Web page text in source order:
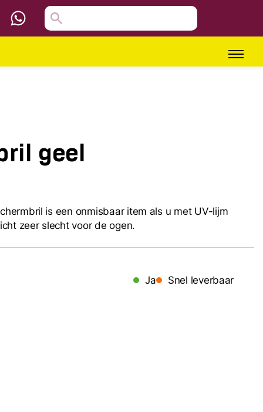
geel
is een onmisbaar item als u met UV-lijm
zeer slecht voor de ogen.
Ja Snel leverbaar